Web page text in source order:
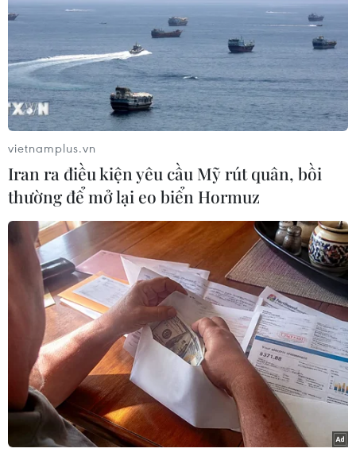
Tỷ phú 90 tuổi Warren Buffett đã tái khẳng định
niềm tin của ông vào “Giấc mơ Mỹ” trong một
bức thư gửi các nhà đầu tư được công bố ngày
27/2.
Trong thông điệp gửi các cổ đông của tập đoàn
đầu tư Berkshire Hathaway, ông Warren Buffett
viết: “Trong 232 năm tồn tại, chưa có vườn ươm
nào có thể giải phóng tiềm năng con người như
nước Mỹ.”
Chủ tịch kiêm Giám đốc điều hành tập đoàn
Berkshire nhấn mạnh, ngay cả sau năm 2020
đặc biệt khó khăn, khi đại dịch COVID-19 nhấn
chìm nền kinh tế lớn nhất thế giới trong suy
thoái và đẩy hàng triệu người Mỹ vào cảnh
nghèo khổ, “sự phát triển kinh tế của nước Mỹ
vẫn luôn ngoạn mục. Do đó, đừng bao giờ đặt
cược chống lại nước Mỹ.”
Bức thư gửi tới cổ đông thường niên của tỷ phú
Buffett luôn được giới kinh doanh đánh giá cao
vietnamplus.vn
Iran ra điều kiện yêu cầu Mỹ rút quân, bồi
thường để mở lại eo biển Hormuz